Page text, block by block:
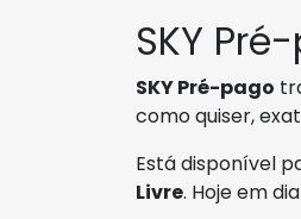
SKY
SKY Pré-pago
como quiser,
Está disponível
Livre. Hoje em